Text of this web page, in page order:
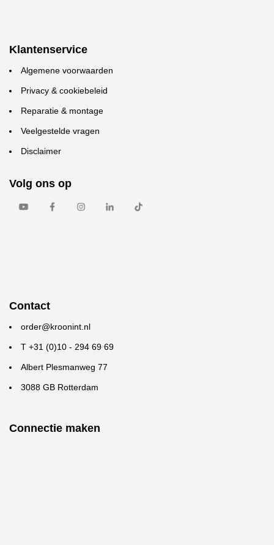
Klantenservice
Algemene voorwaarden
Privacy & cookiebeleid
Reparatie & montage
Veelgestelde vragen
Disclaimer
Volg ons op
Contact
order@kroonint.nl
T +31 (0)10 - 294 69 69
Albert Plesmanweg 77
3088 GB Rotterdam
Connectie maken